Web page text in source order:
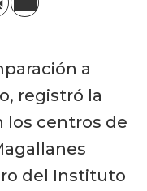
a
registró la
los centros de
del Instituto